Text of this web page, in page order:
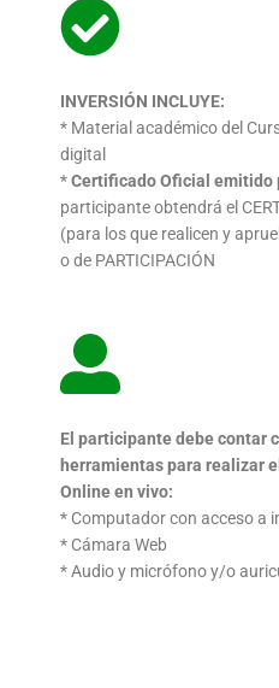
INVERSIÓN INCLUYE:
* Material académico del
digital
*Certificado Oficial emitido
participanteobtendrá el
(para los que realicen y
o de PARTICIPACIÓN
El participante debe contar
herramientaspara realizar
Online en vivo:
* Computador con acceso a
* Cámara Web
* Audio y micrófono y/o